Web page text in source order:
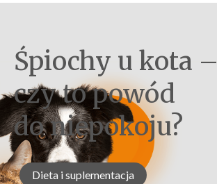
Śpiochy u kota –
czy to powód
do niepokoju?
Dieta i suplementacja